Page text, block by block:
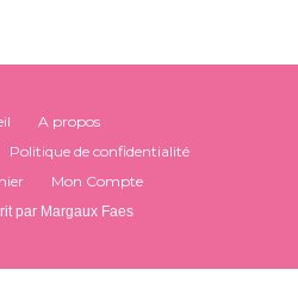
A propos
Politique de confidentialité
Mon Compte
par Margaux Faes